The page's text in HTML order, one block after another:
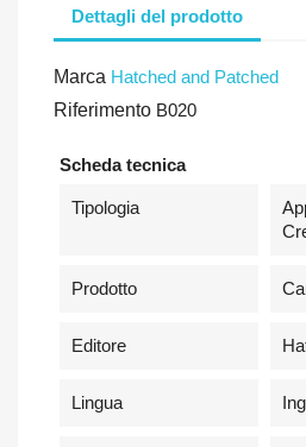
Dettagli del prodotto
Marca Hatched and Patched
Riferimento B020
Scheda tecnica
Tipologia
Prodotto
Editore
Lingua